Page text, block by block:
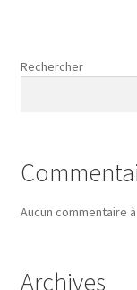
Rechercher
Aucun commentaire
Archives